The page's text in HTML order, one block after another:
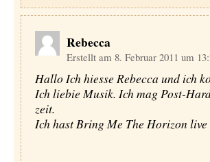
Rebecca
Erstellt am 8. Februar 2011 um
Hallo Ich hiesse Rebecca und ich
Ich liebie Musik. Ich mag Post-
zeit.
Ich hast Bring Me The Horizon